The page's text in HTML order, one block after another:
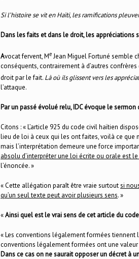
Si l’histoire se vit en Haïti, les ramifications
Dans les faits et dans le droit, les appréciations
Avocat fervent, Me Jean Miguel Fortuné semble
conséquents, contrairement à d’autres
droit par le fait. Là où ils glissent vers les
l’attaque.
Par un passé évolué relu, IDC évoque le sermon
Citons : « L’article 925 du code civil haïtien
lieu de loi à ceux qui les ont faites, voilà ce
mais l’interprétation demeure une force
absolu d’interpréter une loi écrite ou orale est
l’énoncée. »
« Cette allégation paraît être vraie surtoutsi
qu’un seul texte peut avoir plusieurs sens. »
«Ainsi quel est le vrai sens de cet article du
« Les conventions légalement formées
conventions légalement formées ont une
Dans ce cas on ne saurait opposer un décret à